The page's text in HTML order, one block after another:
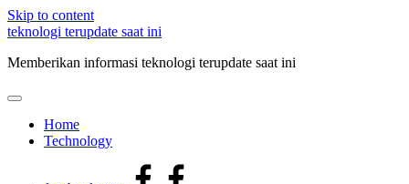
Skip to content
teknologi terupdate saat ini
Memberikan informasi teknologi terupdate saat ini
Home
Technology